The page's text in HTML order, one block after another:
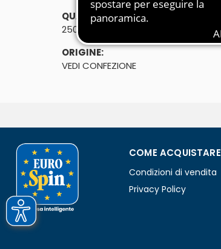
QUANTITÀ:
250g
ORIGINE:
VEDI CONFEZIONE
COME ACQUISTARE
Condizioni di vendita
Privacy Policy